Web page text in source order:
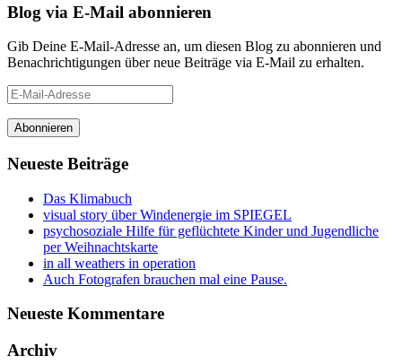
Blog via E-Mail abonnieren
Gib Deine E-Mail-Adresse an, um diesen Blog zu abonnieren und
Benachrichtigungen über neue Beiträge via E-Mail zu erhalten.
E-
Mail-
Adresse
Abonnieren
Neueste Beiträge
Das Klimabuch
visual story über Windenergie im SPIEGEL
psychosoziale Hilfe für geflüchtete Kinder und Jugendliche
per Weihnachtskarte
in all weathers in operation
Auch Fotografen brauchen mal eine Pause.
Neueste Kommentare
Archiv